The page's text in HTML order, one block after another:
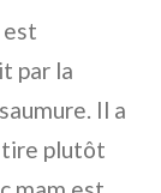
est
par la
Il a
tire plutôt